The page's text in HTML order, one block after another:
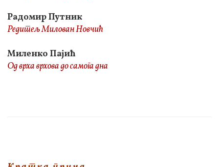
Радомир Путник
Редитељ Милован Новчић
Миленко Пајић
Од врха врхова до самога дна